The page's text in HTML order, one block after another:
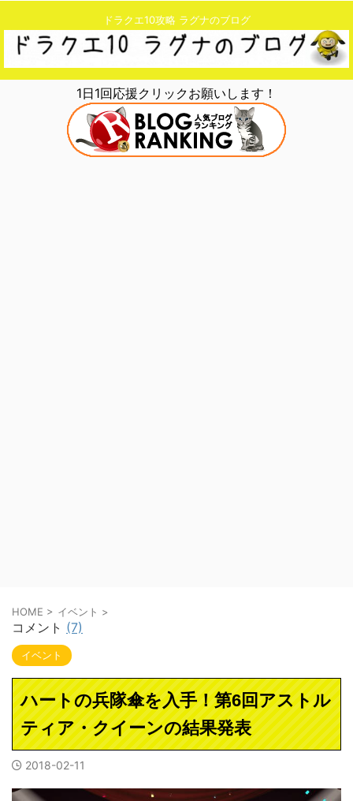
ドラクエ10攻略 ラグナのブログ
1日1回応援クリックお願いします！
HOME > イベント >
コメント (7)
イベント
ハートの兵隊傘を入手！第6回アストル
ティア・クイーンの結果発表
2018-02-11